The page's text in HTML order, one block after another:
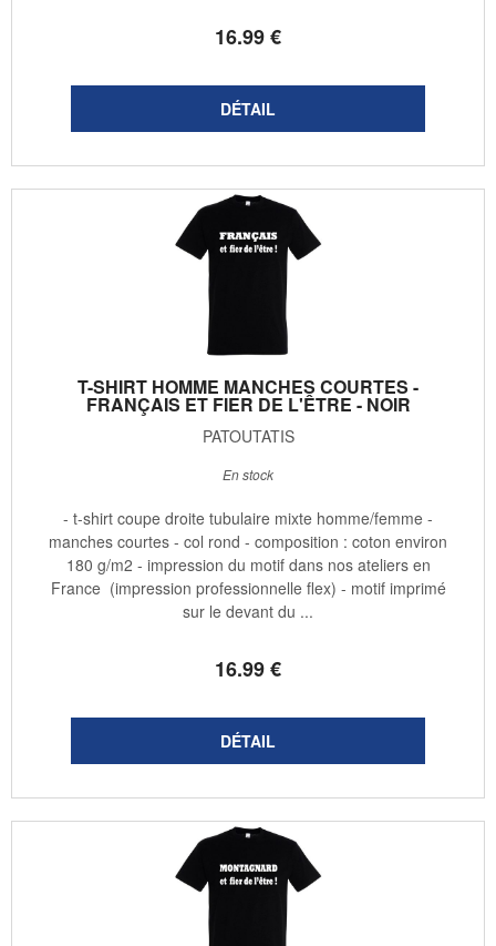
16.99€
T-SHIRT HOMME MANCHES COURTES -
FRANÇAIS ET FIER DE L'ÊTRE - NOIR
PATOUTATIS
16.99€
En stock
- t-shirt coupe droite tubulaire mixte homme/femme -
manches courtes - col rond - composition : coton environ
180 g/m2 - impression du motif dans nos ateliers en
France (impression professionnelle flex) - motif imprimé
sur le devant du ...